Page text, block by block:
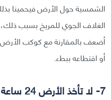
الشمسية حول الأرض فيحمينا
الغلاف الجوي للمريخ بسبب
أضعف بالمقارنة مع كوكب
أو اقتطاعه ببطء.
7- لا تأخذ الأرض 24 ساعة لتدور حول محورها: